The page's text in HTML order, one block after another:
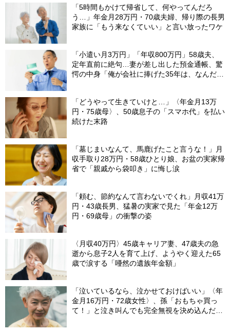
「5時間もかけて帰省して、何やってんだろ
う…」年金月28万円・70歳夫婦、帰り際の長男
家族に「もう来なくていい」と言い放ったワケ
「小遣い月3万円」「年収800万円」58歳夫、
定年直前に絶句…妻が差し出した預金通帳、驚
愕の中身「俺が会社に捧げた35年は、なんだっ
「どうやって生きていけと…」〈年金月13万
円・75歳母〉、50歳息子の「スマホ代」を払い
続けた末路
「墓じまいなんて、馬鹿げたこと言うな！」月
収手取り28万円・58歳ひとり娘、お盆の実家帰
省で「親戚から袋叩き」に悔し涙
「頼む、節約なんて言わないでくれ」月収41万
円・43歳長男、猛暑の実家で見た「年金12万
円・69歳母」の衝撃の姿
〈月収40万円〉45歳キャリア妻、47歳夫の急
逝から息子2人を育て上げ、ようやく迎えた65
歳で涙する「唖然の遺族年金額」
「泣いているなら、泣かせておけばいい」〈年
金月16万円・72歳女性〉、孫「おもちゃ買っ
て！」と泣き叫んでも完全無視を決め込んだ理